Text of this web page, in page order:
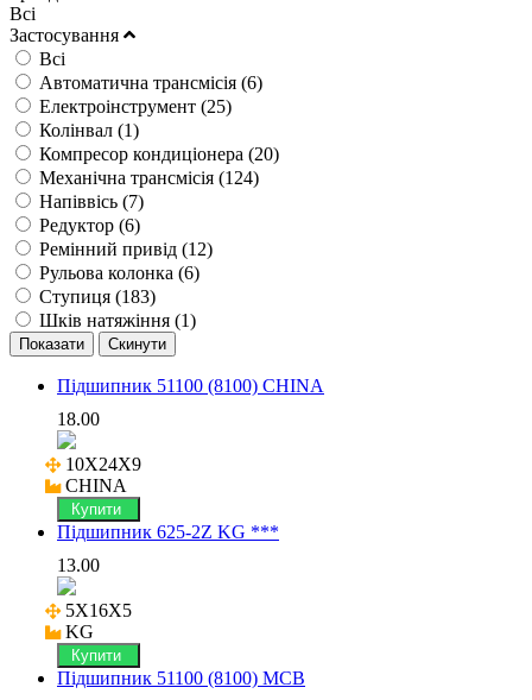
Всі
Застосування
Всі
Автоматична трансмісія (6)
Електроінструмент (25)
Колінвал (1)
Компресор кондиціонера (20)
Механічна трансмісія (124)
Напіввісь (7)
Редуктор (6)
Ремінний привід (12)
Рульова колонка (6)
Ступиця (183)
Шків натяжіння (1)
Підшипник 51100 (8100) CHINA
18.00
10X24X9
CHINA
Купити
Підшипник 625-2Z KG ***
13.00
5X16X5
KG
Купити
Підшипник 51100 (8100) MCB